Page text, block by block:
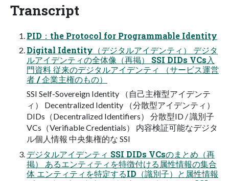
Transcript
PID：the Protocol for Programmable Identity
Digital Identity（デジタルアイデンティ） デジタ
ルアイデンティの全体像（再掲） SSI DIDs VCs入
門資料 従来のデジタルアイデンティ （サービス運営
者 / 企業主権のもの）
SSI Self-Sovereign Identity （自己主権型アイデンテ
ィ） Decentralized Identity （分散型アイデンティ）
DIDs（Decentralized Identifiers） 分散型ID / 識別子
VCs（Verifiable Credentials） 内容検証可能なデジタ
ル個人情報 中央集権的な SSI
デジタルアイデンティ SSI DIDs VCsのまとめ（再
掲） あるエンティティを特徴付ける属性情報の集合
体 エンティティを特定するID（識別子）と属性情報